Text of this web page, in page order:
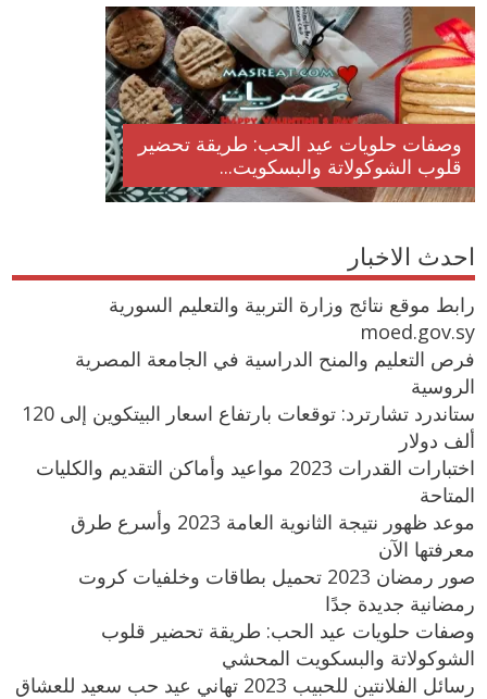
وصفات حلويات عيد الحب: طريقة تحضير
قلوب الشوكولاتة والبسكويت...
احدث الاخبار
رابط موقع نتائج وزارة التربية والتعليم السورية
moed.gov.sy
فرص التعليم والمنح الدراسية في الجامعة المصرية
الروسية
ستاندرد تشارترد: توقعات بارتفاع اسعار البيتكوين إلى 120
ألف دولار
اختبارات القدرات 2023 مواعيد وأماكن التقديم والكليات
المتاحة
موعد ظهور نتيجة الثانوية العامة 2023 وأسرع طرق
معرفتها الآن
صور رمضان 2023 تحميل بطاقات وخلفيات كروت
رمضانية جديدة جدًا
وصفات حلويات عيد الحب: طريقة تحضير قلوب
الشوكولاتة والبسكويت المحشي
رسائل الفلانتين للحبيب 2023 تهاني عيد حب سعيد للعشاق